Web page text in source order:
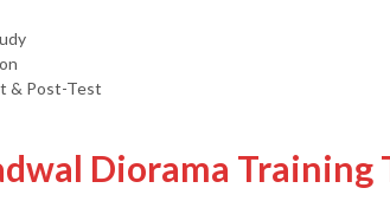
& Post-Test
Diorama Training